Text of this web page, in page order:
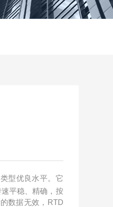
型优良水平。它
平稳、精确，按
数据无效，RTD